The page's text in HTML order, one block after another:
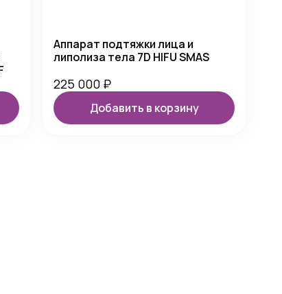
Аппарат подтяжки лица и
липолиза тела 7D HIFU SMAS
225 000 ₽
Добавить в корзину